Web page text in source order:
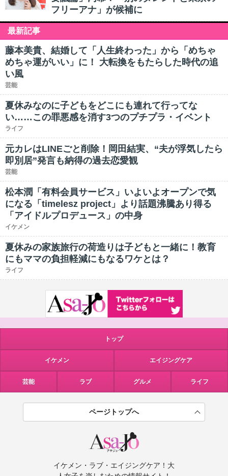
フリーアナ」が候補に
最新記事
藤本美貴、結婚して「人生終わった」から「めちゃ
めちゃ運がいい」に！ 大転換をもたらした時代の追
い風
芸能
夏休みなのに子どもをどこにも連れて行ってな
い……この罪悪感を消す3つのプチプラ・イベント
ライフ
元カレはLINEごと削除！岡田結実、“夫が浮気したら
即別居”発言も納得の過去恋愛観
芸能
松本潤「有料会員サービス」いよいよオープンで気
になる「timelesz project」より話題沸騰あり得る
「アイドルプロデュース」の中身
イケメン
夏休みの家族旅行の荷造りは子どもと一緒に！教育
にもママの負担軽減にもなるワケとは？
ライフ
トップ
イケメン エイジングケア
芸能 ラブ グルメ ライフ
ページトップへ
イケメン・ラブ・エイジングケア！大